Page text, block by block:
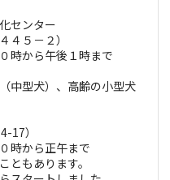
ンター
５－２）
ら午後１時まで
犬）、高齢の小型犬
）
から正午まで
あります。